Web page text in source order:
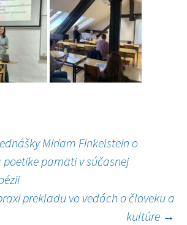
Miriam Finkelstein o
pamäti v súčasnej
prekladu vo vedách o človeku a
kultúre →